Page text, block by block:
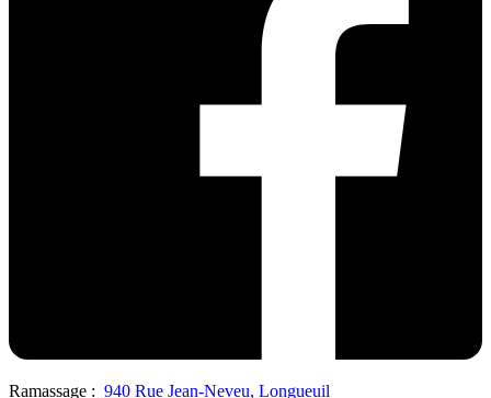
Ramassage : 940 Rue Jean-Neveu, Longueuil